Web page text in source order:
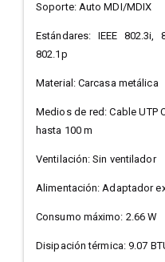
Soporte: Auto MDI/MDIX
Estándares: IEEE 802.3i,
802.1p
Material: Carcasa metálica
Medios de red: Cable UTP
hasta 100 m
Ventilación: Sin ventilador
Alimentación: Adaptador
Consumo máximo: 2.66 W
Disipación térmica: 9.07